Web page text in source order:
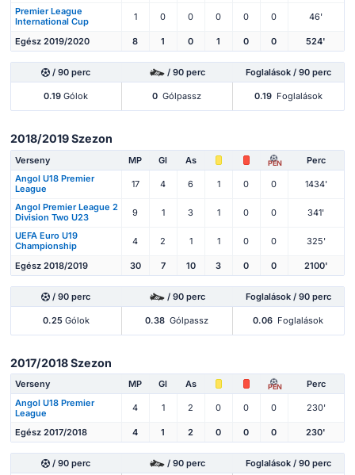
Premier League
International Cup
1 0 0 0 0 0 46'
Egész 2019/2020 8 1 0 1 0 0 524'
/ 90 perc / 90 perc Foglalások / 90 perc
0.19 Gólok 0 Gólpassz 0.19 Foglalások
2018/2019 Szezon
Verseny MP Gl As PEN
Perc
Angol U18 Premier
League
17 4 6 1 0 0 1434'
Angol Premier League 2
Division Two U23
9 1 3 1 0 0 341'
UEFA Euro U19
Championship
4 2 1 1 0 0 325'
Egész 2018/2019 30 7 10 3 0 0 2100'
/ 90 perc / 90 perc Foglalások / 90 perc
0.25Gólok 0.38 Gólpassz 0.06 Foglalások
2017/2018 Szezon
Verseny MP Gl As PEN
Perc
Angol U18 Premier
League
4 1 2 0 0 0 230'
Egész 2017/2018 4 1 2 0 0 0 230'
/ 90 perc / 90 perc Foglalások / 90 perc